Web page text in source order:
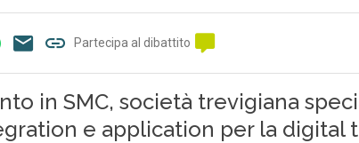
Partecipa al dibattito
in SMC, società trevigiana
e application per la digital